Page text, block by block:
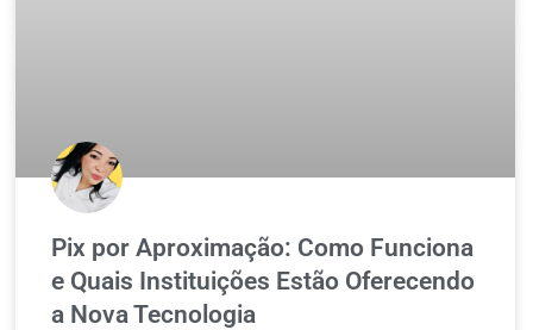
Pix por Aproximação: Como Funciona
e Quais Instituições Estão Oferecendo
a Nova Tecnologia